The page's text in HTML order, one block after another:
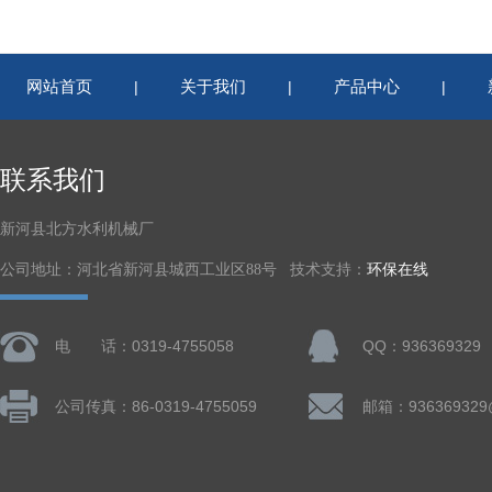
网站首页 | 关于我们 | 产品中心 |
联系我们
新河县北方水利机械厂
公司地址：河北省新河县城西工业区88号 技术支持： 环保在线
电 话：0319-4755058 QQ：936369329
公司传真：86-0319-4755059 邮箱：